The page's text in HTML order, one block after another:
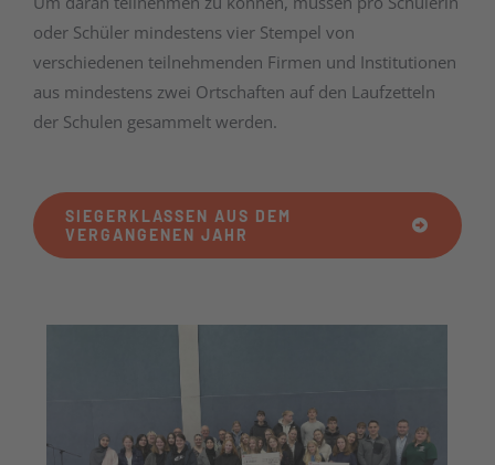
oder Schüler mindestens vier Stempel von
verschiedenen teilnehmenden Firmen und Institutionen
aus mindestens zwei Ortschaften auf den Laufzetteln
der Schulen gesammelt werden.
SIEGERKLASSEN AUS DEM
VERGANGENEN JAHR